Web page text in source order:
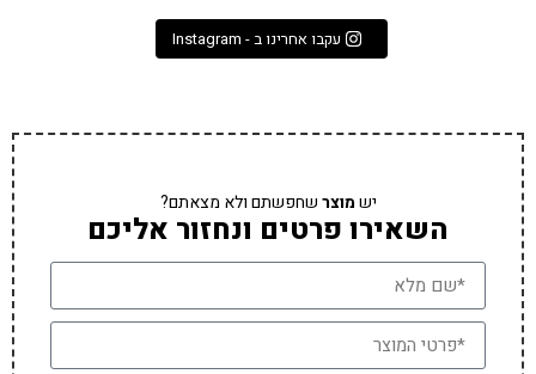
עקבו אחרינו ב - Instagram
ישמוצרשחפשתם ולא מצאתם?
השאירו פרטים ונחזור אליכם